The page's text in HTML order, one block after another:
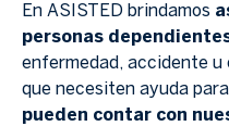
En ASISTED brindamos
personas
enfermedad, accidente u
que necesiten ayuda
pueden contar con